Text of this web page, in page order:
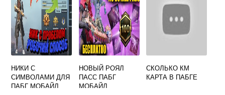
НИКИ С
СИМВОЛАМИ ДЛЯ
ПАБГ МОБАЙЛ
НОВЫЙ РОЯЛ
ПАСС ПАБГ
МОБАЙЛ
СКОЛЬКО КМ
КАРТА В ПАБГЕ